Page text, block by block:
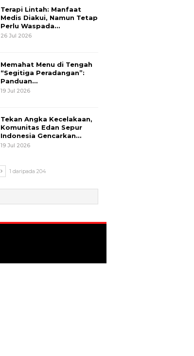
Terapi Lintah: Manfaat
Medis Diakui, Namun Tetap
Perlu Waspada…
26 Jul 2026
Memahat Menu di Tengah
“Segitiga Peradangan”:
Panduan…
19 Jul 2026
Tekan Angka Kecelakaan,
Komunitas Edan Sepur
Indonesia Gencarkan…
19 Jul 2026
1 daripada 204